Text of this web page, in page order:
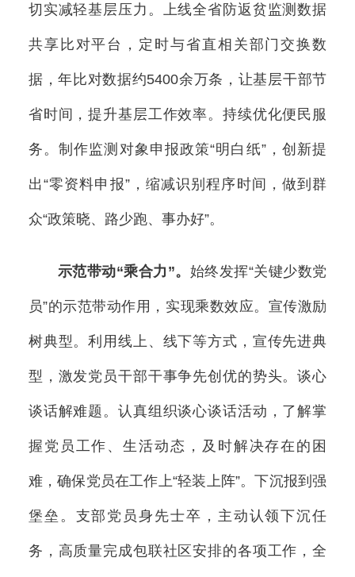
切实减轻基层压力。上线全省防返贫监测数据
共享比对平台，定时与省直相关部门交换数
据，年比对数据约5400余万条，让基层干部节
省时间，提升基层工作效率。持续优化便民服
务。制作监测对象申报政策“明白纸”，创新提
出“零资料申报”，缩减识别程序时间，做到群
众“政策晓、路少跑、事办好”。
示范带动“乘合力”。 始终发挥“关键少数党
员”的示范带动作用，实现乘数效应。宣传激励
树典型。利用线上、线下等方式，宣传先进典
型，激发党员干部干事争先创优的势头。谈心
谈话解难题。认真组织谈心谈话活动，了解掌
握党员工作、生活动态，及时解决存在的困
难，确保党员在工作上“轻装上阵”。下沉报到强
堡垒。支部党员身先士卒，主动认领下沉任
务，高质量完成包联社区安排的各项工作，全